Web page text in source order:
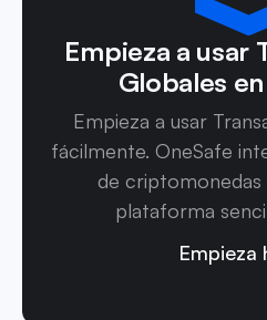
Empieza a usar
Globales
Empieza a usar
fácilmente. OneSafe
de criptomonedas
plataforma
Empieza